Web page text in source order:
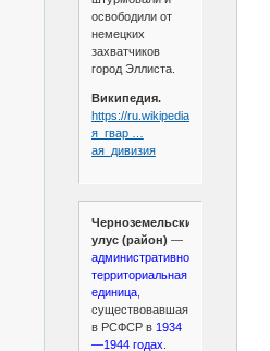
освободили от
немецких
захватчиков
город Эллиста.
Википедия.
https://ru.wikipedia.org/wiki/34-
я_гвар …
ая_дивизия
Черноземельский
улус (район) —
административно-
территориальная
единица,
существовавшая
в РСФСР в 1934
—1944 годах